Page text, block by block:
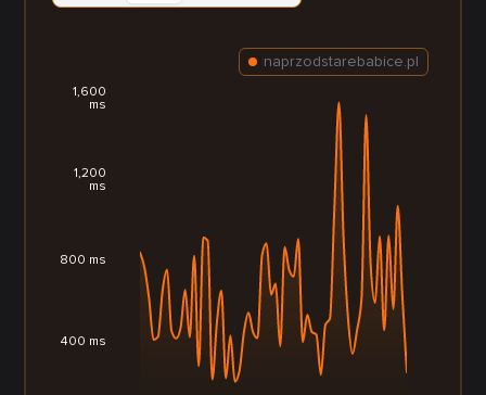
400 ms
800 ms
1,200
ms
1,600
ms
naprzodstarebabice.pl